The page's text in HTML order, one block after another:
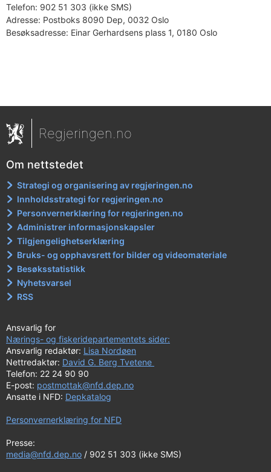
Telefon: 902 51 303 (ikke SMS)
Adresse: Postboks 8090 Dep, 0032 Oslo
Besøksadresse: Einar Gerhardsens plass 1, 0180 Oslo
Regjeringen.no
Om nettstedet
Strategi og organisering av regjeringen.no
Innholdsstrategi for regjeringen.no
Personvernerklæring for regjeringen.no
Administrer informasjonskapsler
Tilgjengelighetserklæring
Bruks- og opphavsrett for bilder og videomateriale
Besøksstatistikk
Nyhetsvarsel
RSS
Ansvarlig for
Nærings- og fiskeridepartementets sider:
Ansvarlig redaktør: Lisa Nordøen
Nettredaktør: David G. Berg Tvetene
Telefon: 22 24 90 90
E-post: postmottak@nfd.dep.no
Ansatte i NFD: Depkatalog
Personvernerklæring for NFD
Presse:
media@nfd.dep.no / 902 51 303 (ikke SMS)